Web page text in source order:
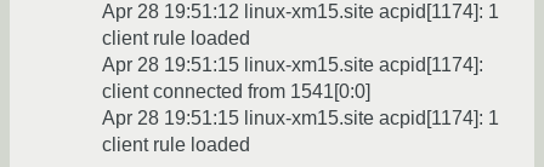
Apr 28 19:51:12 linux-xm15.site acpid[1174]: 1
client rule loaded
Apr 28 19:51:15 linux-xm15.site acpid[1174]:
client connected from 1541[0:0]
Apr 28 19:51:15 linux-xm15.site acpid[1174]: 1
client rule loaded